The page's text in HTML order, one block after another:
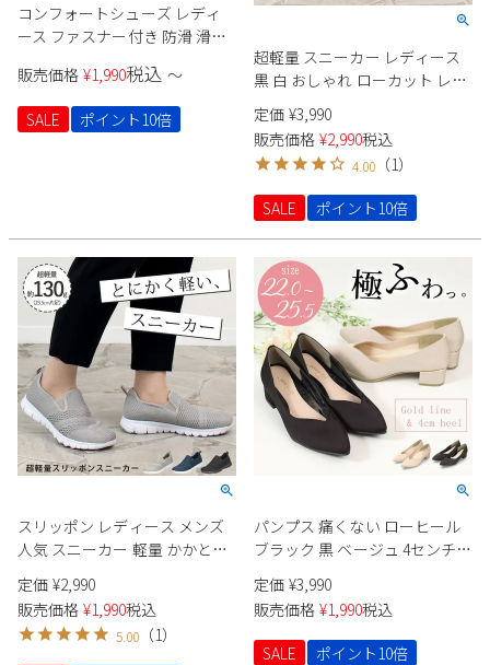
コンフォートシューズ レディ
ース ファスナー付き 防滑 滑り
性 屈曲性 軽量 軽い 幅広 ウォー
キング 981401 Parade
販売価格 ¥1,990税込 〜
SALE ポイント10倍
超軽量 スニーカー レディース
黒 白 おしゃれ ローカット レー
スアップ コートスニーカー 軽
い 歩きやすい 疲れにくい かわ
いい シンプル 婦人 靴 981703
Parade
定価 ¥3,990
販売価格 ¥2,990税込
4.00 （1）
SALE
ポイント10倍
スリッポン レディース メンズ
人気 スニーカー 軽量 かかとあ
り メッシュ 通気性 黒 グレー ネ
イビー ブラック Parade 981701
サマーシューズ 軽作業
定価 ¥2,990
販売価格 ¥1,990税込
5.00 （1）
パンプス 痛くない ローヒール
ブラック 黒 ベージュ 4センチ
太ヒール セレモニー パーティ
ー ポインテッドトゥ 飾り 22095
Vカット 極ふわっ Parade
定価 ¥3,990
販売価格 ¥1,990税込
SALE
ポイント10倍